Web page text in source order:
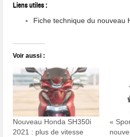
Liens utiles :
Fiche technique du nouveau
Voir aussi :
Nouveau Honda SH350i
2021 : plus de vitesse
«